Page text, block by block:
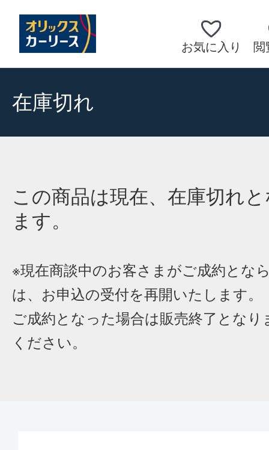
お気に入り 閲
在庫切れ
この商品は現在、在庫切れ
ます。
※現在商談中のお客さまがご成約とな
は、お申込の受付を再開いたします。
ご成約となった場合は販売終了となり
ください。